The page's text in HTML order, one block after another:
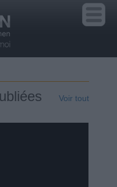
Voir tout